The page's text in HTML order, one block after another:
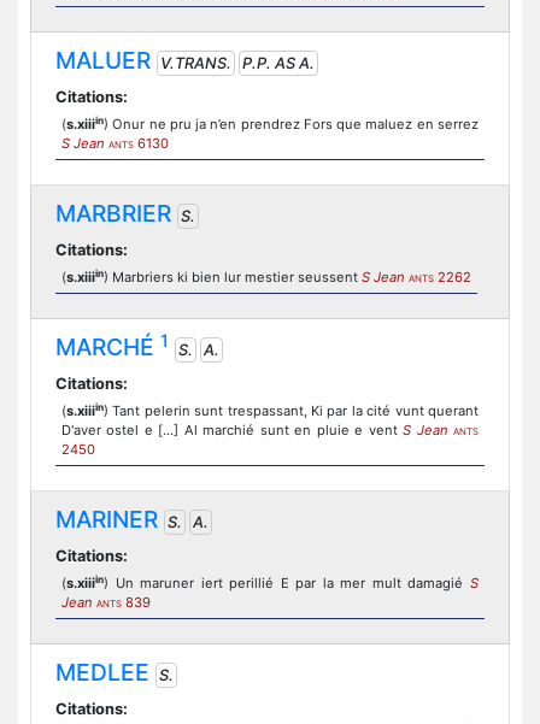
MALUER V.TRANS.
P.P. AS A.
Citations:
(s.xiiiin) Onur ne pru ja n’en prendrez Fors que maluez en serrez
S Jean ANTS 6130
MARBRIER S.
Citations:
(s.xiiiin) Marbriers ki bien lur mestier seussent S Jean ANTS 2262
MARCHÉ 1 S.
A.
Citations:
(s.xiiiin) Tant pelerin sunt trespassant, Ki par la cité vunt querant
D'aver ostel e [...] Al marchié sunt en pluie e ventS Jean ANTS
2450
MARINER S.
A.
Citations:
(s.xiiiin) Un maruner iert perillié E par la mer mult damagié S
Jean ANTS 839
MEDLEE S.
Citations: